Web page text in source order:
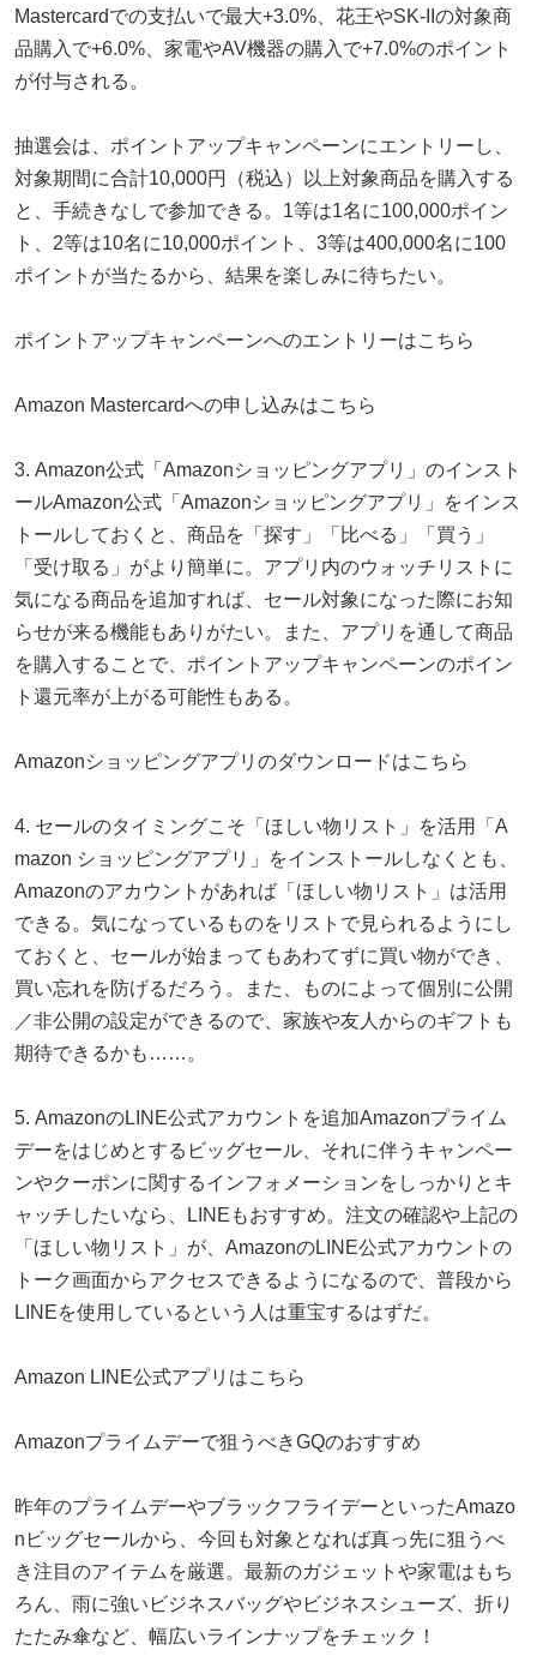
Mastercardでの支払いで最大+3.0%、花王やSK-IIの対象商
品購入で+6.0%、家電やAV機器の購入で+7.0%のポイント
が付与される。
抽選会は、ポイントアップキャンペーンにエントリーし、
対象期間に合計10,000円（税込）以上対象商品を購入する
と、手続きなしで参加できる。1等は1名に100,000ポイン
ト、2等は10名に10,000ポイント、3等は400,000名に100
ポイントが当たるから、結果を楽しみに待ちたい。
ポイントアップキャンペーンへのエントリーはこちら
Amazon Mastercardへの申し込みはこちら
3. Amazon公式「Amazonショッピングアプリ」のインスト
ールAmazon公式「Amazonショッピングアプリ」をインス
トールしておくと、商品を「探す」「比べる」「買う」
「受け取る」がより簡単に。アプリ内のウォッチリストに
気になる商品を追加すれば、セール対象になった際にお知
らせが来る機能もありがたい。また、アプリを通して商品
を購入することで、ポイントアップキャンペーンのポイン
ト還元率が上がる可能性もある。
Amazonショッピングアプリのダウンロードはこちら
4. セールのタイミングこそ「ほしい物リスト」を活用「A
mazon ショッピングアプリ」をインストールしなくとも、
Amazonのアカウントがあれば「ほしい物リスト」は活用
できる。気になっているものをリストで見られるようにし
ておくと、セールが始まってもあわてずに買い物ができ、
買い忘れを防げるだろう。また、ものによって個別に公開
／非公開の設定ができるので、家族や友人からのギフトも
期待できるかも……。
5. AmazonのLINE公式アカウントを追加Amazonプライム
デーをはじめとするビッグセール、それに伴うキャンペー
ンやクーポンに関するインフォメーションをしっかりとキ
ャッチしたいなら、LINEもおすすめ。注文の確認や上記の
「ほしい物リスト」が、AmazonのLINE公式アカウントの
トーク画面からアクセスできるようになるので、普段から
LINEを使用しているという人は重宝するはずだ。
Amazon LINE公式アプリはこちら
Amazonプライムデーで狙うべきGQのおすすめ
昨年のプライムデーやブラックフライデーといったAmazo
nビッグセールから、今回も対象となれば真っ先に狙うべ
き注目のアイテムを厳選。最新のガジェットや家電はもち
ろん、雨に強いビジネスバッグやビジネスシューズ、折り
たたみ傘など、幅広いラインナップをチェック！